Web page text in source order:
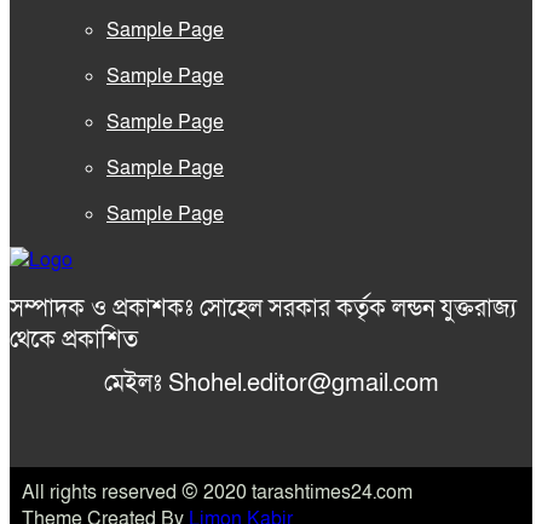
Sample Page
Sample Page
Sample Page
Sample Page
Sample Page
সম্পাদক ও প্রকাশকঃ সোহেল সরকার কর্তৃক লন্ডন যুক্তরাজ্য
থেকে প্রকাশিত
মেইলঃ Shohel.editor@gmail.com
All rights reserved © 2020 tarashtimes24.com